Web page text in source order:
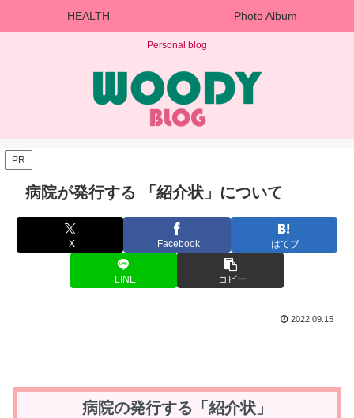
Personal blog
HEALTH Photo Album
PR
病院が発行する 「紹介状」について
X Facebook はてブ
LINE コピー
2022.09.15
病院の発行する「紹介状」